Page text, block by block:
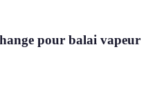
pour balai vapeur